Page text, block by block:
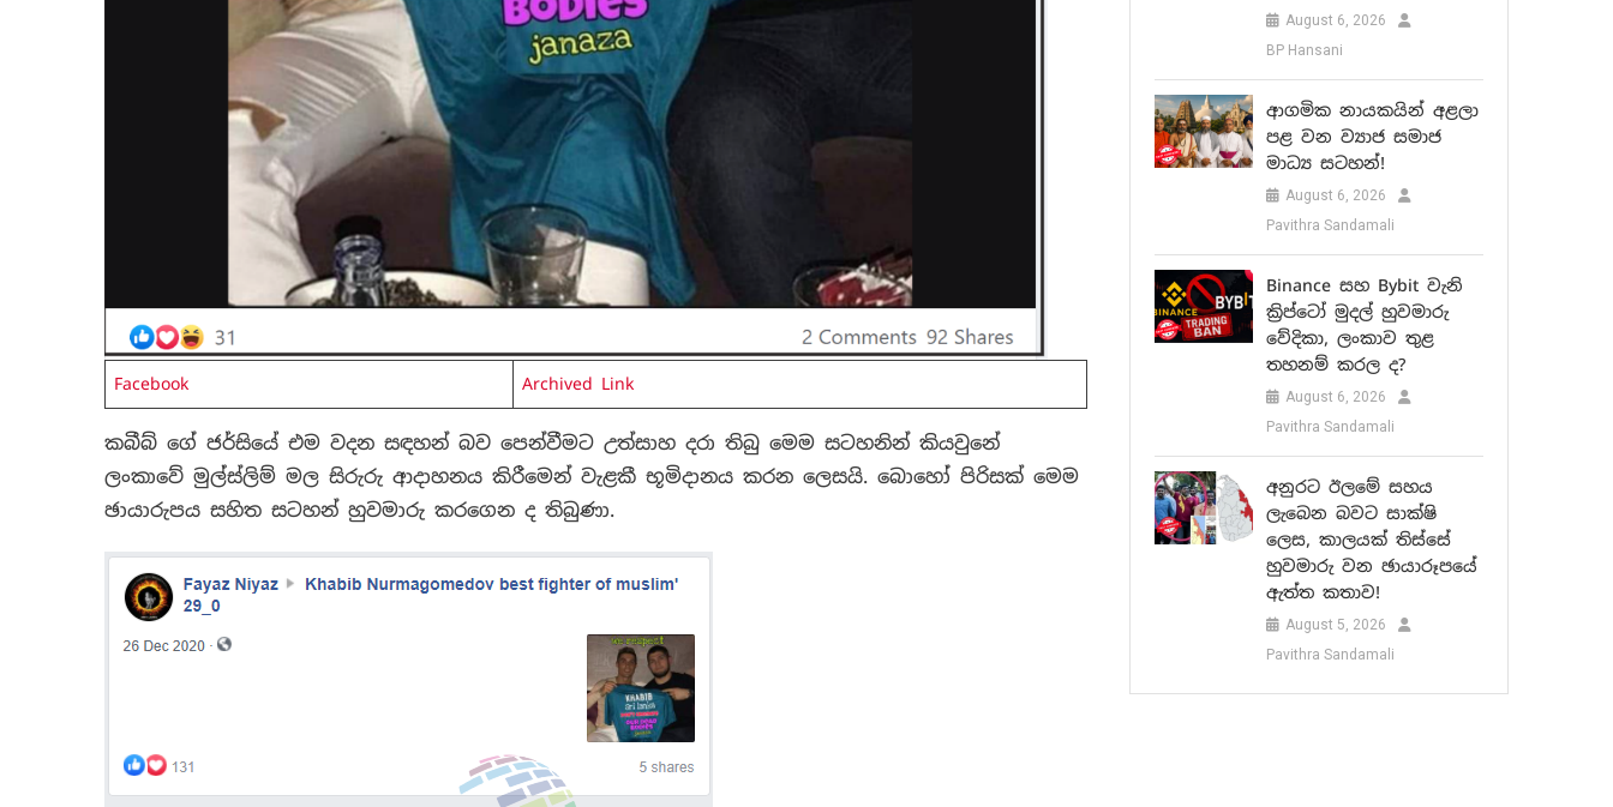
Facebook Archived Link
කබීබ් ගේ ජර්සියේ එම වදන සඳහන් බව පෙන්වීමට උත්සාහ දරා තිබු මෙම සටහනින් කියවුනේ
ලංකාවේ මුල්ස්ලිම් මල සිරුරු ආදාහනය කිරීමෙන් වැළකී භූමිදානය කරන ලෙසයි. බොහෝ පිරිසක් මෙම
ඡායාරුපය සහිත සටහන් හුවමාරු කරගෙන ද තිබුණා.
August 6, 2026
BP Hansani
ආගමික නායකයින් අළලා
පළ වන ව්‍යාජ සමාජ
මාධ්‍ය සටහන්!
August 6, 2026
Pavithra Sandamali
Binance සහ Bybit වැනි
ක්‍රිප්ටෝ මුදල් හුවමාරු
වේදිකා, ලංකාව තුළ
තහනම් කරල ද?
August 6, 2026
Pavithra Sandamali
අනුරට ඊලමේ සහය
ලැබෙන බවට සාක්ෂි
ලෙස, කාලයක් තිස්සේ
හුවමාරු වන ඡායාරූපයේ
ඇත්ත කතාව!
August 5, 2026
Pavithra Sandamali